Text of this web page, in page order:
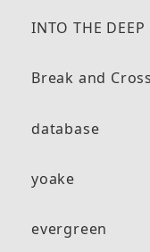
INTO THE DEEP
Break and
database
yoake
evergreen